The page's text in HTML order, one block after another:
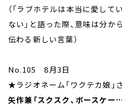
（「ラブホテルは本当に愛し
ない」と語った際、意味は分か
伝わる新しい言葉）
No.105 8月3日
★ラジオネーム「ワクテカ娘」
矢作兼「スクスク、ボースケー